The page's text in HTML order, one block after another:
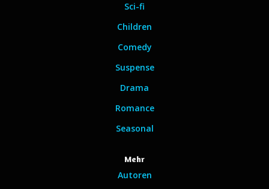
Sci-fi
Children
Comedy
Suspense
Drama
Romance
Seasonal
Mehr
Autoren